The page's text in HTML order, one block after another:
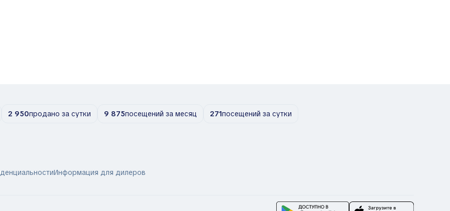
2 950продано за сутки 9 875посещений за месяц 271посещений за сутки
Информация для дилеров